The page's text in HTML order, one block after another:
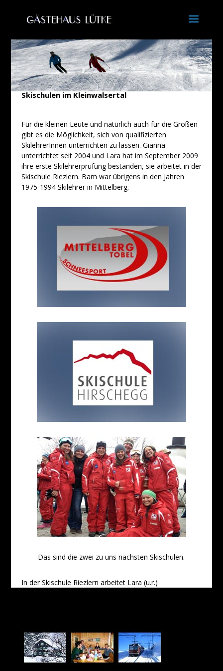
Skischulen im Kleinwalsertal
Für die kleinen Leute und natürlich auch für die Großen
gibt es die Möglichkeit, sich von qualifizierten
SkilehrerInnen unterrichten zu lassen. Gianna
unterrichtet seit 2004 und Lara hat im September 2009
ihre erste Skilehrerprüfung bestanden, sie arbeitet in der
Skischule Riezlern. Bam war übrigens in den Jahren
1975-1994 Skilehrer in Mittelberg.
Das sind die zwei zu uns nächsten Skischulen.
In der Skischule Riezlern arbeitet Lara (u.r.)